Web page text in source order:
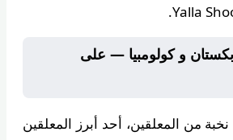
و كولومبيا — على
نخبة من المعلقين، أحد أبرز المعلقين